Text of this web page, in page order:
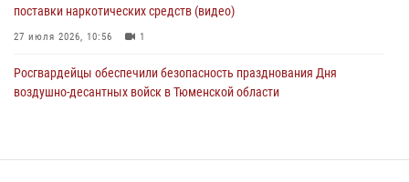
поставки наркотических средств (видео)
27 июля 2026, 10:56 1
Росгвардейцы обеспечили безопасность празднования Дня
воздушно-десантных войск в Тюменской области